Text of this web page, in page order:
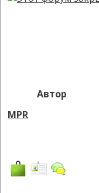
Автор
MPR